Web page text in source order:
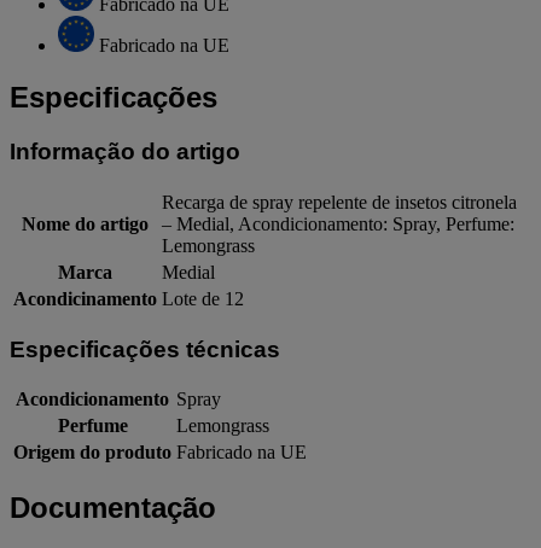
Fabricado na UE
Fabricado na UE
Especificações
Informação do artigo
Nome do artigo
Recarga de spray repelente de insetos citronela
– Medial, Acondicionamento: Spray, Perfume:
Lemongrass
Marca
Medial
Acondicinamento Lote de 12
Especificações técnicas
Acondicionamento Spray
Perfume
Lemongrass
Origem do produto Fabricado na UE
Documentação